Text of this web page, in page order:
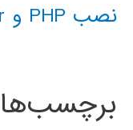
نصب PHP و composer در ویندوز 10
برچسب‌ها